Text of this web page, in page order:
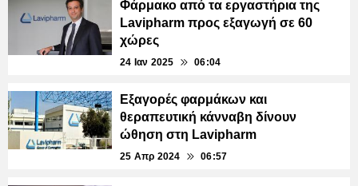
Φάρμακο από τα εργαστήρια της
Lavipharm προς εξαγωγή σε 60
χώρες
24 Ιαν 2025 06:04
Εξαγορές φαρμάκων και
θεραπευτική κάνναβη δίνουν
ώθηση στη Lavipharm
25 Απρ 2024 06:57